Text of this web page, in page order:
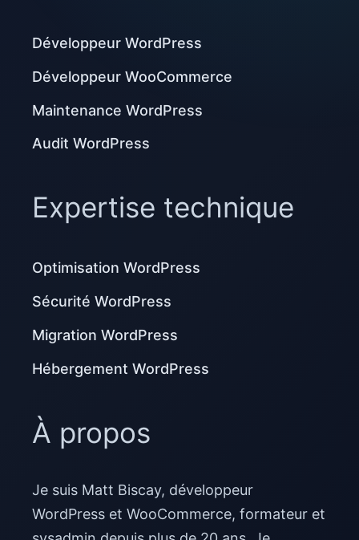
Développeur WordPress
Développeur WooCommerce
Maintenance WordPress
Audit WordPress
Expertise technique
Optimisation WordPress
Sécurité WordPress
Migration WordPress
Hébergement WordPress
À propos
Je suis Matt Biscay, développeur
WordPress et WooCommerce, formateur et